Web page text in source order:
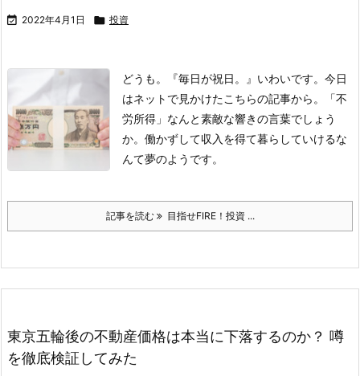
 2022年4月1日  投資
どうも。『毎日が祝日。』いわいです。 今日
はネットで見かけたこちらの記事から。
「不
労所得」 なんと素敵な響きの言葉でしょう
か。 働かずして収入を得て暮らしていけるな
んて夢のようです。
記事を読む 目指せFIRE！投資 ...
東京五輪後の不動産価格は本当に下落するのか？ 噂
を徹底検証してみた